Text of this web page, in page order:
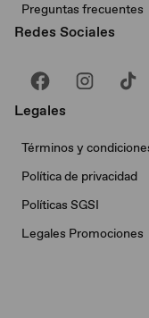
Preguntas frecuentes
Redes Sociales
Legales
Términos y
Política de privacidad
Políticas SGSI
Legales Promociones